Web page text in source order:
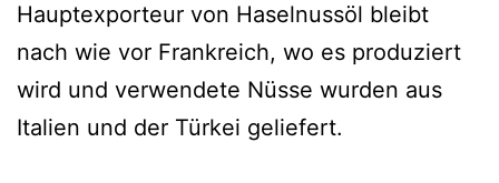
Hauptexporteur von Haselnussöl bleibt
nach wie vor Frankreich, wo es produziert
wird und verwendete Nüsse wurden aus
Italien und der Türkei geliefert.